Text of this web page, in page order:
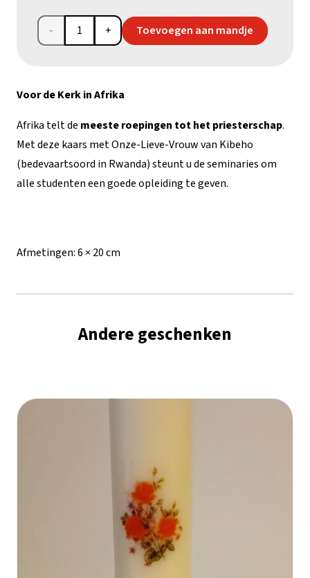
Afrika
Toevoegen aan mandje
Voor de Kerk in Afrika
Afrika telt de meeste roepingen tot het priesterschap.
Met deze kaars met Onze-Lieve-Vrouw van Kibeho
(bedevaartsoord in Rwanda) steunt u de seminaries om
alle studenten een goede opleiding te geven.
Afmetingen:6 × 20 cm
Andere geschenken